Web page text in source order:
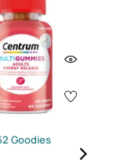
Goodies